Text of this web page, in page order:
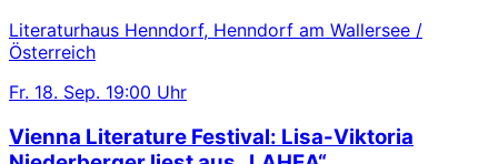
Literaturhaus Henndorf, Henndorf am Wallersee /
Österreich
Fr. 18. Sep. 19:00 Uhr
Vienna Literature Festival: Lisa-Viktoria